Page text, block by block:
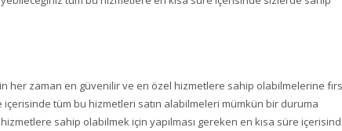
her zaman en güvenilir ve en özel hizmetlere sahip olabilmelerine
tüm bu hizmetleri satın alabilmeleri mümkün bir duruma
sahip olabilmek için yapılması gereken en kısa süre